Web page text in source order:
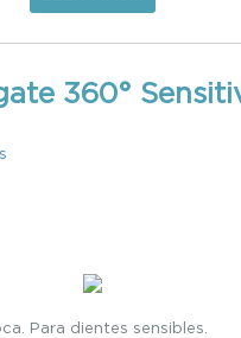
360°
Para dientes sensibles.